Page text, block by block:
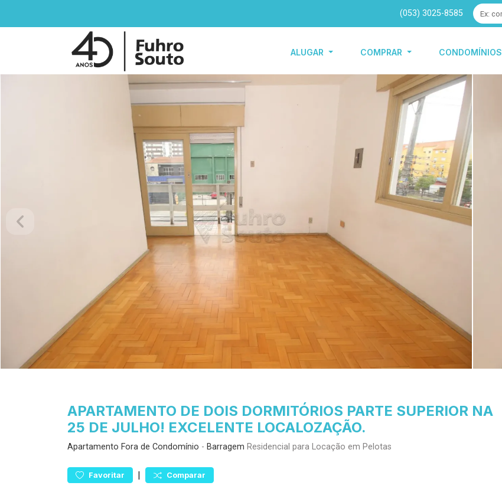
(053) 3025-8585
ALUGAR COMPRAR CONDOMÍNIOS
APARTAMENTO DE DOIS DORMITÓRIOS PARTE SUPERIOR NA
25 DE JULHO! EXCELENTE LOCALOZAÇÃO.
Apartamento Fora de Condomínio - Barragem Residencial para Locação em Pelotas
Favoritar | Comparar